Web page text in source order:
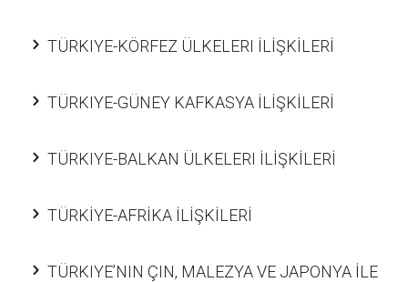
TÜRKIYE-KÖRFEZ ÜLKELERI İLİŞKİLERİ
TÜRKIYE-GÜNEY KAFKASYA İLİŞKİLERİ
TÜRKIYE-BALKAN ÜLKELERI İLİŞKİLERİ
TÜRKİYE-AFRİKA İLİŞKİLERİ
TÜRKIYE’NIN ÇIN, MALEZYA VE JAPONYA İLE